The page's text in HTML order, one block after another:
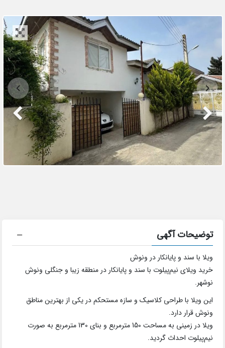
توضیحات آگهی
ویلا با سند و پایانکار در ونوش
خرید ویلای نیم‌پیلوت با سند و پایانکار در منطقه زیبا و جنگلی ونوش
نوشهر.
این ویلا با طراحی کلاسیک و سازه مستحکم در یکی از بهترین مناطق
ونوش قرار دارد.
ویلا در زمینی به مساحت 150 مترمربع و بنای 130 مترمربع به صورت
نیم‌پیلوت احداث گردید.